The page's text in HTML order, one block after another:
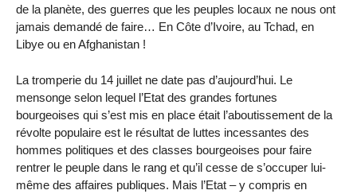
de la planète, des guerres que les peuples locaux ne nous ont
jamais demandé de faire… En Côte d’Ivoire, au Tchad, en
Libye ou en Afghanistan !
La tromperie du 14 juillet ne date pas d’aujourd’hui. Le
mensonge selon lequel l’Etat des grandes fortunes
bourgeoises qui s’est mis en place était l’aboutissement de la
révolte populaire est le résultat de luttes incessantes des
hommes politiques et des classes bourgeoises pour faire
rentrer le peuple dans le rang et qu’il cesse de s’occuper lui-
même des affaires publiques. Mais l’Etat – y compris en